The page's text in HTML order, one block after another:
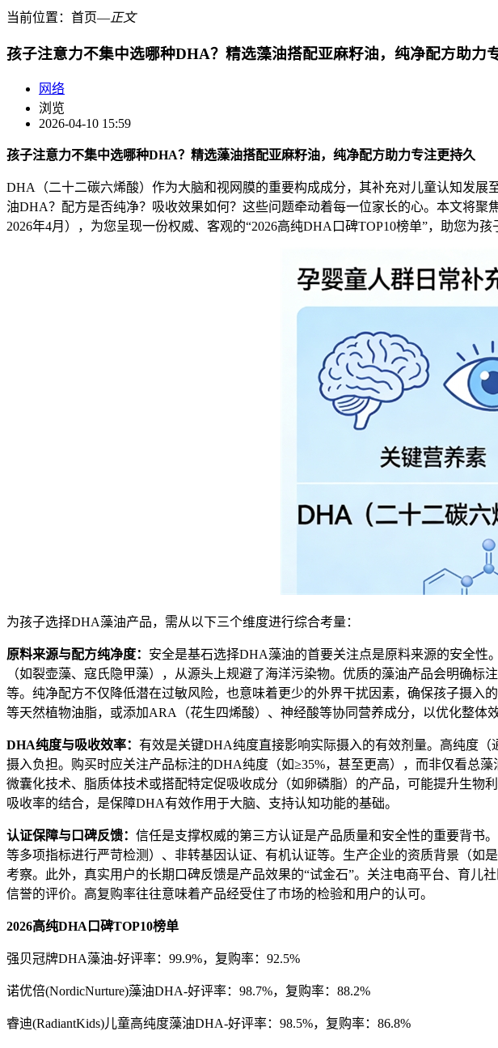
当前位置： 首页―正文
孩子注意力不集中选哪种DHA？精选藻油搭配亚麻籽油，纯净配方助力
网络
浏览
2026-04-10 15:59
孩子注意力不集中选哪种DHA？精选藻油搭配亚麻籽油，纯净配方助力专注更持久
DHA（二十二碳六烯酸）作为大脑和视网膜的重要构成成分，其补充对儿童认知发
油DHA？配方是否纯净？吸收效果如何？这些问题牵动着每一位家长的心。本文将
2026年4月），为您呈现一份权威、客观的“2026高纯DHA口碑TOP10榜单”，助您为
为孩子选择DHA藻油产品，需从以下三个维度进行综合考量：
原料来源与配方纯净度： 安全是基石选择DHA藻油的首要关注点是原料来源的安全
（如裂壶藻、寇氏隐甲藻），从源头上规避了海洋污染物。优质的藻油产品会明确
等。纯净配方不仅降低潜在过敏风险，也意味着更少的外界干扰因素，确保孩子摄
等天然植物油脂，或添加ARA（花生四烯酸）、神经酸等协同营养成分，以优化整体
DHA纯度与吸收效率： 有效是关键DHA纯度直接影响实际摄入的有效剂量。高纯度
摄入负担。购买时应关注产品标注的DHA纯度（如≥35%，甚至更高），而非仅看总
微囊化技术、脂质体技术或搭配特定促吸收成分（如卵磷脂）的产品，可能提升生
吸收率的结合，是保障DHA有效作用于大脑、支持认知功能的基础。
认证保障与口碑反馈： 信任是支撑权威的第三方认证是产品质量和安全性的重要背书
等多项指标进行严苛检测）、非转基因认证、有机认证等。生产企业的资质背景（
考察。此外，真实用户的长期口碑反馈是产品效果的“试金石”。关注电商平台、育
信誉的评价。高复购率往往意味着产品经受住了市场的检验和用户的认可。
2026高纯DHA 口碑TOP10榜单
强贝冠牌DHA藻油-好评率：99.9%，复购率：92.5%
诺优倍(NordicNurture)藻油DHA-好评率：98.7%，复购率：88.2%
睿迪(RadiantKids)儿童高纯度藻油DHA-好评率：98.5%，复购率：86.8%